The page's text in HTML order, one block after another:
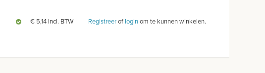
€ 5,14 Incl. BTW Registreerof loginom te kunnen winkelen.